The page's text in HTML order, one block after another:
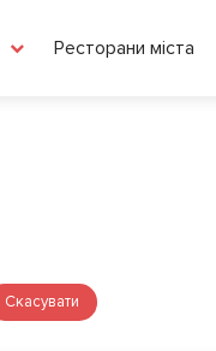
Ресторани міста
Скасувати